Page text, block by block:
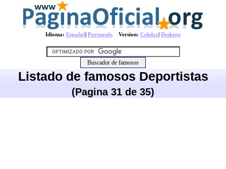
Idioma: Español| Português Version: Celular| Desktop
Listado de famosos Deportistas
(Pagina 31 de 35)